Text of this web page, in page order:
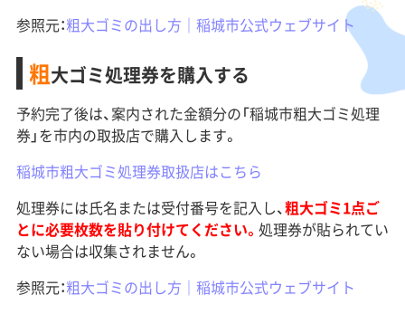
参照元：粗大ゴミの出し方｜稲城市公式ウェブサイト
粗大ゴミ処理券を購入する
予約完了後は、案内された金額分の「稲城市粗大ゴミ処理
券」を市内の取扱店で購入します。
稲城市粗大ゴミ処理券取扱店はこちら
処理券には氏名または受付番号を記入し、粗大ゴミ1点ご
とに必要枚数を貼り付けてください。 処理券が貼られてい
ない場合は収集されません。
参照元：粗大ゴミの出し方｜稲城市公式ウェブサイト